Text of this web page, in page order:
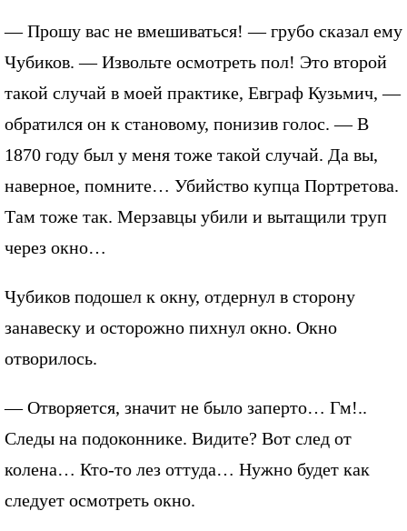
— Прошу вас не вмешиваться! — грубо сказал ему
Чубиков. — Извольте осмотреть пол! Это второй
такой случай в моей практике, Евграф Кузьмич, —
обратился он к становому, понизив голос. — В
1870 году был у меня тоже такой случай. Да вы,
наверное, помните… Убийство купца Портретова.
Там тоже так. Мерзавцы убили и вытащили труп
через окно…
Чубиков подошел к окну, отдернул в сторону
занавеску и осторожно пихнул окно. Окно
отворилось.
— Отворяется, значит не было заперто… Гм!..
Следы на подоконнике. Видите? Вот след от
колена… Кто-то лез оттуда… Нужно будет как
следует осмотреть окно.